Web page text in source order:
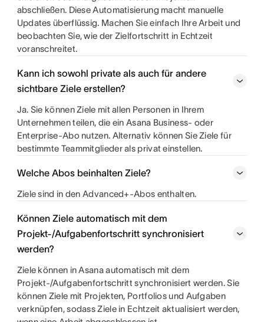
abschließen. Diese Automatisierung macht manuelle
Updates überflüssig. Machen Sie einfach Ihre Arbeit und
beobachten Sie, wie der Zielfortschritt in Echtzeit
voranschreitet.
Kann ich sowohl private als auch für andere
sichtbare Ziele erstellen?
Ja. Sie können Ziele mit allen Personen in Ihrem
Unternehmen teilen, die ein Asana Business- oder
Enterprise-Abo nutzen. Alternativ können Sie Ziele für
bestimmte Teammitglieder als privat einstellen.
Welche Abos beinhalten Ziele?
Ziele sind in den Advanced+-Abos enthalten.
Können Ziele automatisch mit dem
Projekt-/Aufgabenfortschritt synchronisiert
werden?
Ziele können in Asana automatisch mit dem
Projekt-/Aufgabenfortschritt synchronisiert werden. Sie
können Ziele mit Projekten, Portfolios und Aufgaben
verknüpfen, sodass Ziele in Echtzeit aktualisiert werden,